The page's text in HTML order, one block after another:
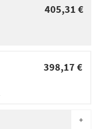
405,31 €
398,17 €
+